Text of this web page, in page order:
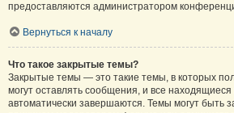
предоставляются администратором
Вернуться к началу
Что такое закрытые темы?
Закрытые темы — это такие темы, в которых
могут оставлять сообщения, и все
автоматически завершаются. Темы могут быть